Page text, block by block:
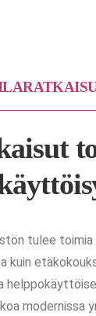
tulee
kuin
modernissa